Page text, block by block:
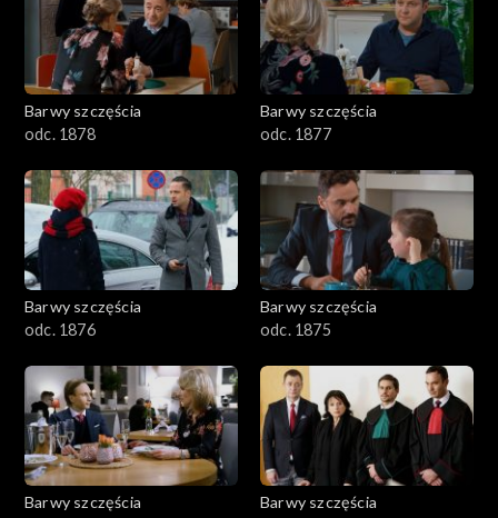
Barwy szczęścia
odc. 1878
Barwy szczęścia
odc. 1877
Barwy szczęścia
odc. 1876
Barwy szczęścia
odc. 1875
Barwy szczęścia
Barwy szczęścia